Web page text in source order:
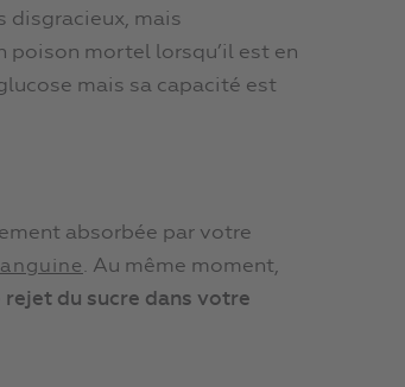
disgracieux, mais
mortel lorsqu’il est en
mais sa capacité est
absorbée par votre
. Au même moment,
rejet du sucre dans votre